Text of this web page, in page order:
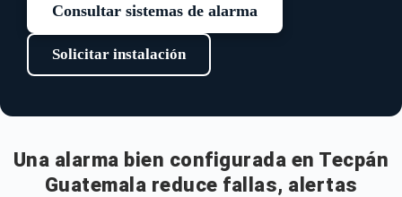
Consultar sistemas de alarma
Solicitar instalación
Una alarma bien configurada en Tecpán
Guatemala reduce fallas, alertas